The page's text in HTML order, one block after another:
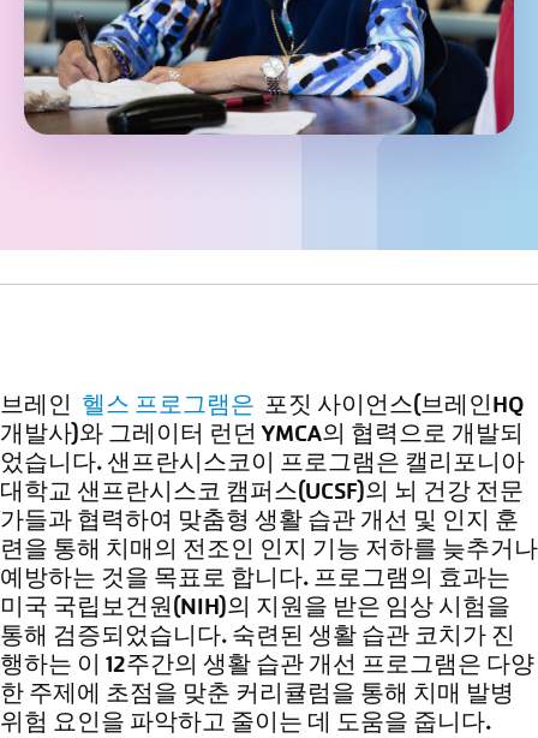
브레인 헬스 프로그램은 포짓 사이언스(브레인HQ
개발사)와 그레이터 런던 YMCA의 협력으로 개발되
었습니다. 샌프란시스코이 프로그램은 캘리포니아
대학교 샌프란시스코 캠퍼스(UCSF)의 뇌 건강 전문
가들과 협력하여 맞춤형 생활 습관 개선 및 인지 훈
련을 통해 치매의 전조인 인지 기능 저하를 늦추거나
예방하는 것을 목표로 합니다. 프로그램의 효과는
미국 국립보건원(NIH)의 지원을 받은 임상 시험을
통해 검증되었습니다. 숙련된 생활 습관 코치가 진
행하는 이 12주간의 생활 습관 개선 프로그램은 다양
한 주제에 초점을 맞춘 커리큘럼을 통해 치매 발병
위험 요인을 파악하고 줄이는 데 도움을 줍니다.